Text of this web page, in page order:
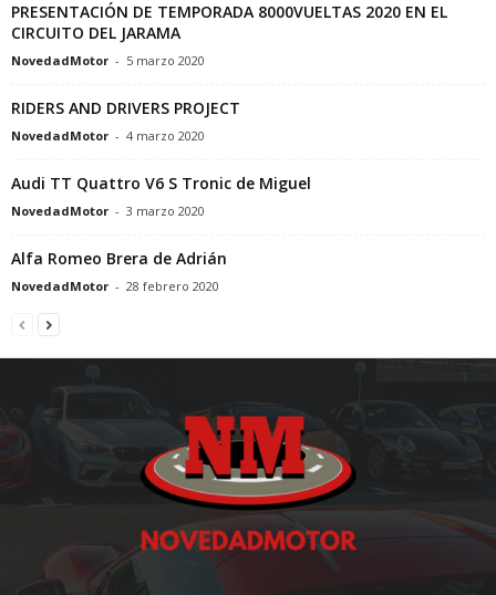
PRESENTACIÓN DE TEMPORADA 8000VUELTAS 2020 EN EL
CIRCUITO DEL JARAMA
NovedadMotor - 5 marzo 2020
RIDERS AND DRIVERS PROJECT
NovedadMotor - 4 marzo 2020
Audi TT Quattro V6 S Tronic de Miguel
NovedadMotor - 3 marzo 2020
Alfa Romeo Brera de Adrián
NovedadMotor - 28 febrero 2020